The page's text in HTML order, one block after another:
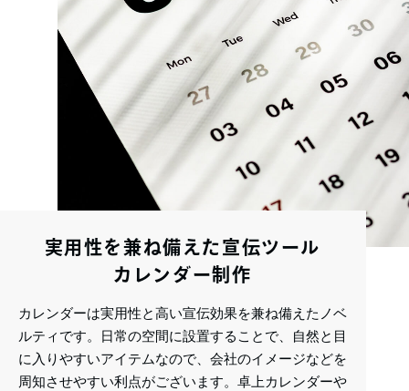
実用性を兼ね備えた宣伝ツール
カレンダー制作
カレンダーは実用性と高い宣伝効果を兼ね備えたノベ
ルティです。日常の空間に設置することで、自然と目
に入りやすいアイテムなので、会社のイメージなどを
周知させやすい利点がございます。卓上カレンダーや